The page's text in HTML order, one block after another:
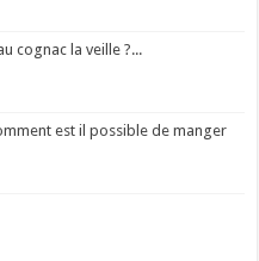
cognac la veille ?...
est il possible de manger